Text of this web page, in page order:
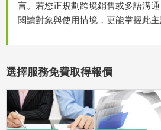
言。若您正規劃跨境銷售或多語溝通
閱讀對象與使用情境，更能掌握此主
選擇服務免費取得報價